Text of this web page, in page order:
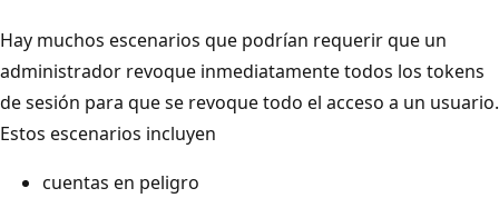
Hay muchos escenarios que podrían requerir que un
administrador revoque inmediatamente todos los tokens
de sesión para que se revoque todo el acceso a un usuario.
Estos escenarios incluyen
cuentas en peligro